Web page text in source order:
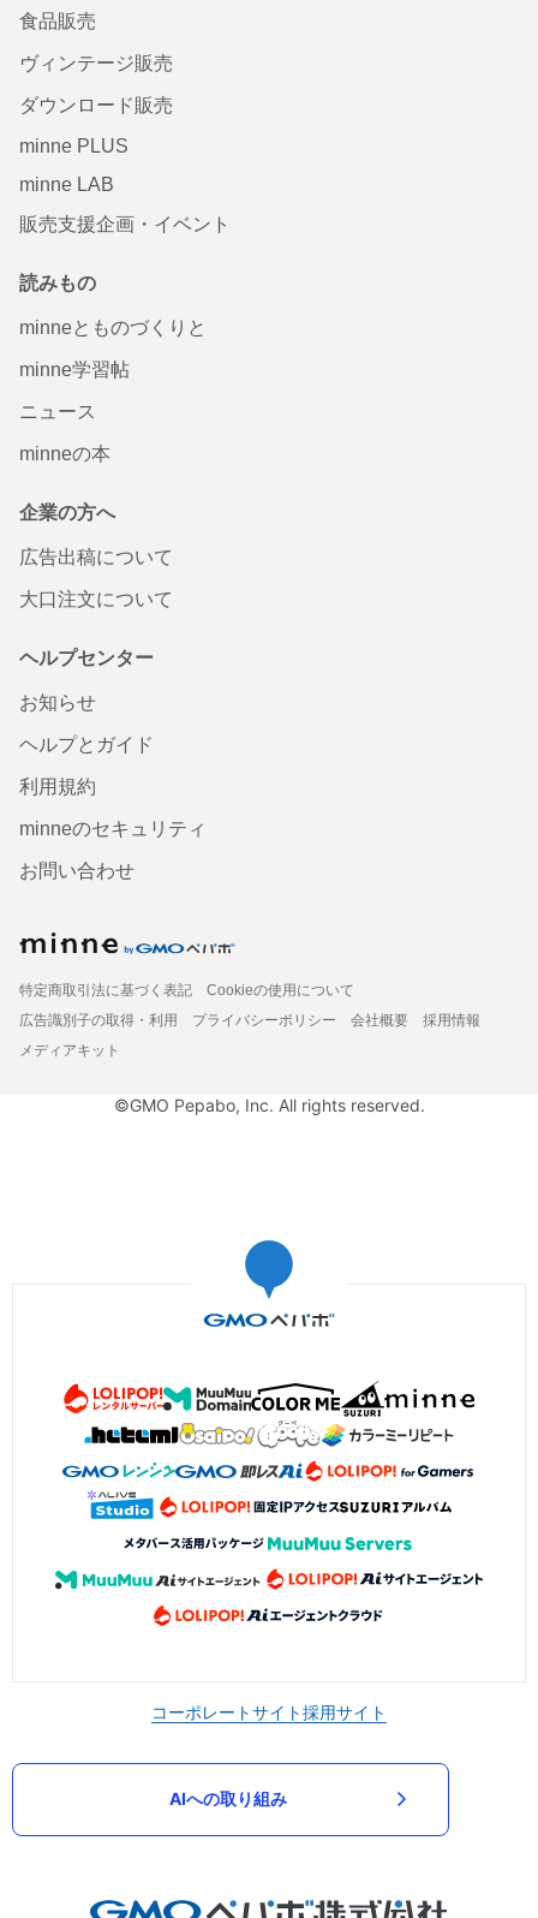
食品販売
ヴィンテージ販売
ダウンロード販売
minne PLUS
minne LAB
販売支援企画・イベント
読みもの
minneとものづくりと
minne学習帖
ニュース
minneの本
企業の方へ
広告出稿について
大口注文について
ヘルプセンター
お知らせ
ヘルプとガイド
利用規約
minneのセキュリティ
お問い合わせ
特定商取引法に基づく表記
Cookieの使用について
広告識別子の取得・利用
プライバシーポリシー 会社概要
採用情報
メディアキット
©GMO Pepabo, Inc. All rights reserved.
コーポレートサイト採用サイト
AIへの取り組み